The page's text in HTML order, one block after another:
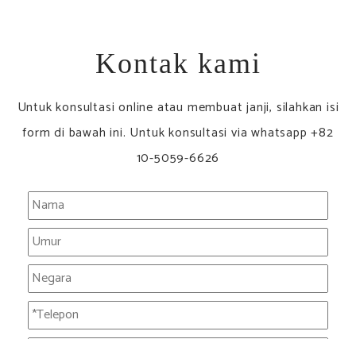
Kontak kami
Untuk konsultasi online atau membuat janji, silahkan isi
form di bawah ini. Untuk konsultasi via whatsapp +82
10-5059-6626